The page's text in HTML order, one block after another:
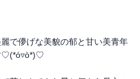
で儚げな美貌の郁と甘い美青年
♡(*ó▿ò*)♡